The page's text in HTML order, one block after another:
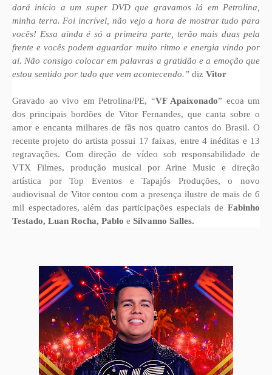
dará início a um super DVD que gravamos lá em Petrolina,
minha terra. Foi incrível, não vejo a hora de mostrar tudo para
vocês! Essa ainda é só a primeira parte, terão mais duas pela
frente e vocês podem aguardar muito ritmo e energia vindo por
aí. Não consigo colocar em palavras a gratidão e a emoção que
estou sentido por tudo que vem acontecendo.” diz Vitor
Gravado ao vivo em Petrolina/PE, “VF Apaixonado” ecoa um
dos principais bordões de Vitor Fernandes, que canta sobre o
amor e encanta milhares de fãs nos quatro cantos do Brasil. O
recente projeto do artista possui 17 faixas, entre 4 inéditas e 13
regravações. Com direção de vídeo sob responsabilidade de
VTX Filmes, produção musical por Arine Music e direção
artística por Top Eventos e Tapajós Produções, o novo
audiovisual de Vitor contou com a presença ilustre de mais de 6
mil espectadores, além das participações especiais de Fabinho
Testado, Luan Rocha, Pablo e Silvanno Salles.